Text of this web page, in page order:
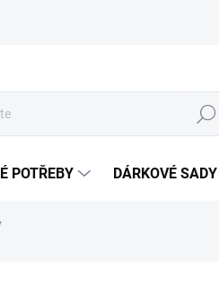
Hledat
POTŘEBY DÁRKOVÉ SADY